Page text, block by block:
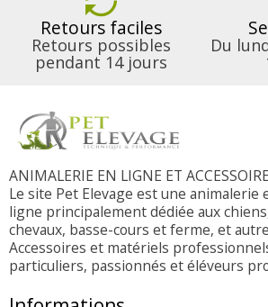
Retours faciles
Retours possibles
pendant 14 jours
Du
ANIMALERIE EN LIGNE ET
Le site Pet Elevage est une animalerie
ligne principalement dédiée aux
chevaux, basse-cours et ferme, et
Accessoires et matériels
particuliers, passionnés et éléveurs